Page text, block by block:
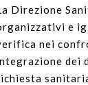
Direzione
e
nei
dei